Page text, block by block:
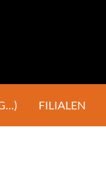
FILIALEN